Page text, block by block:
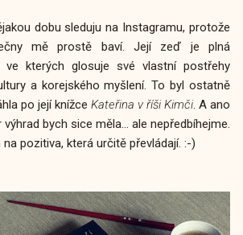
dobu sleduju na Instagramu, protože
mě prostě baví. Její zeď je plná
ve kterých glosuje své vlastní postřehy
a korejského myšlení. To byl ostatně
po její knížce Kateřina v říši Kimči . A ano
bych sice měla... ale nepředbíhejme.
pozitiva, která určitě převládají. :-)